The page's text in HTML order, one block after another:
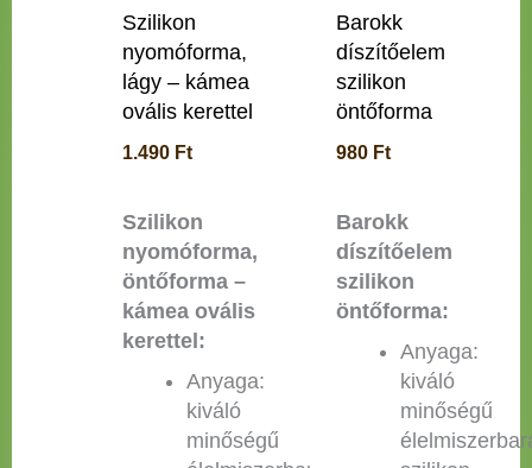
Szilikon
nyomóforma,
lágy – kámea
ovális kerettel
1.490 Ft
Szilikon
nyomóforma,
öntőforma –
kámea ovális
kerettel:
Anyaga:
kiváló
minőségű
Barokk
díszítőelem
szilikon
öntőforma
980 Ft
Barokk
díszítőelem
szilikon
öntőforma:
Anyaga:
kiváló
minőségű